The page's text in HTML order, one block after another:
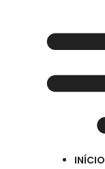
INÍCIO